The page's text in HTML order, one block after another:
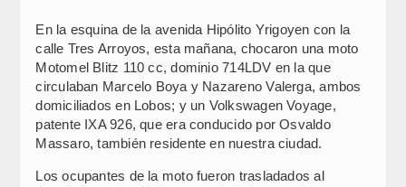
En la esquina de la avenida Hipólito Yrigoyen con la
calle Tres Arroyos, esta mañana, chocaron una moto
Motomel Blitz 110 cc, dominio 714LDV en la que
circulaban Marcelo Boya y Nazareno Valerga, ambos
domiciliados en Lobos; y un Volkswagen Voyage,
patente IXA 926, que era conducido por Osvaldo
Massaro, también residente en nuestra ciudad.
Los ocupantes de la moto fueron trasladados al